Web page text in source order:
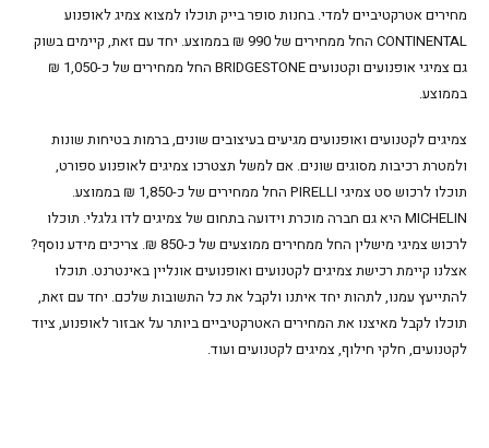
מחירים אטרקטיביים למדי. בחנות סופר בייק תוכלו למצוא צמיג לאופנוע
CONTINENTAL החל ממחירים של 990 ₪ בממוצע. יחד עם זאת, קיימים בשוק
גם צמיגי אופנועים וקטנועים BRIDGESTONE החל ממחירים של כ-1,050 ₪
בממוצע.
צמיגים לקטנועים ואופנועים מגיעים בעיצובים שונים, ברמות בטיחות שונות
ולמטרת רכיבות מסוגים שונים. אם למשל תצטרכו צמיגים לאופנוע ספורט,
תוכלו לרכוש סט צמיגי PIRELLI החל ממחירים של כ-1,850 ₪ בממוצע.
MICHELIN היא גם חברה מוכרת וידועה בתחום של צמיגים לדו גלגלי. תוכלו
לרכוש צמיגי מישלין החל ממחירים ממוצעים של כ-850 ₪. צריכים מידע נוסף?
אצלנו קיימת רכישת צמיגים לקטנועים ואופנועים אונליין באינטרנט. תוכלו
להתייעץ עמנו, לתהות יחד איתנו ולקבל את כל התשובות שלכם. יחד עם זאת,
תוכלו לקבל מאיצנו את המחירים האטרקטיביים ביותר על אבזור לאופנוע, ציוד
לקטנועים, חלקי חילוף, צמיגים לקטנועים ועוד.